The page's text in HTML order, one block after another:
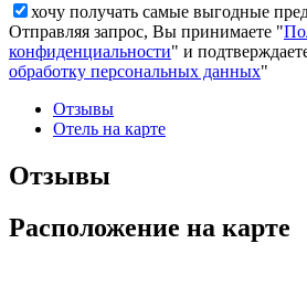
хочу получать самые выгодные
Отправляя запрос, Вы принимаете "
конфиденциальности" и
обработку персональных данных"
Отзывы
Отель на карте
Отзывы
Расположение на карте